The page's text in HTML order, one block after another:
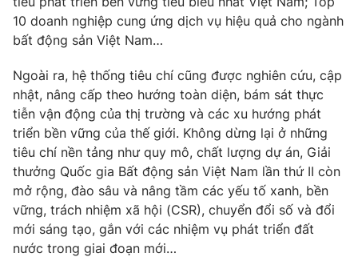
10 doanh nghiệp cung ứng dịch vụ hiệu quả cho ngành
bất động sản Việt Nam…
Ngoài ra, hệ thống tiêu chí cũng được nghiên cứu, cập
nhật, nâng cấp theo hướng toàn diện, bám sát thực
tiễn vận động của thị trường và các xu hướng phát
triển bền vững của thế giới. Không dừng lại ở những
tiêu chí nền tảng như quy mô, chất lượng dự án, Giải
thưởng Quốc gia Bất động sản Việt Nam lần thứ II còn
mở rộng, đào sâu và nâng tầm các yếu tố xanh, bền
vững, trách nhiệm xã hội (CSR), chuyển đổi số và đổi
mới sáng tạo, gắn với các nhiệm vụ phát triển đất
nước trong giai đoạn mới…